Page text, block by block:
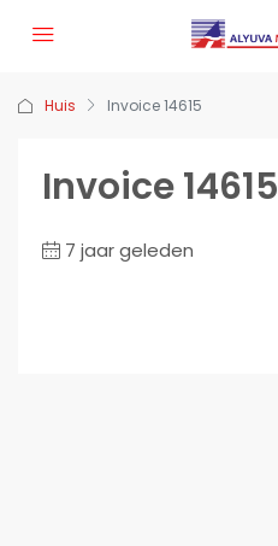
Huis Invoice 14615
Invoice 14615
7 jaar geleden